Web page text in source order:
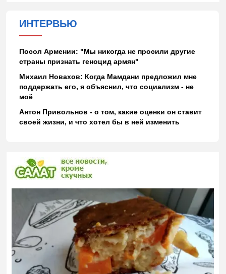
ИНТЕРВЬЮ
Посол Армении: "Мы никогда не просили другие
страны признать геноцид армян"
Михаил Новахов: Когда Мамдани предложил мне
поддержать его, я объяснил, что социализм - не
моё
Антон Привольнов - о том, какие оценки он ставит
своей жизни, и что хотел бы в ней изменить